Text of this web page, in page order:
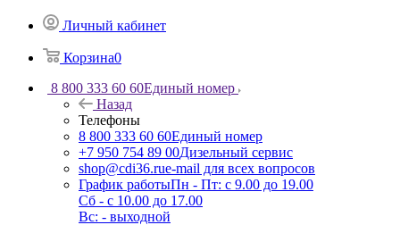
Личный кабинет
Корзина0
8 800 333 60 60Единый номер
Назад
Телефоны
8 800 333 60 60Единый номер
+7 950 754 89 00Дизельный сервис
shop@cdi36.rue-mail для всех вопросов
График работыПн - Пт: с 9.00 до 19.00
Сб - с 10.00 до 17.00
Вс: - выходной